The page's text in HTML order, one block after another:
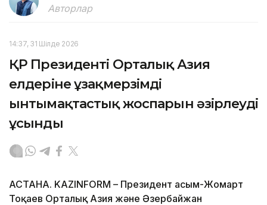
Авторлар
14:37, 31 Шілде 2026
ҚР Президенті Орталық Азия
елдеріне ұзақмерзімді
ынтымақтастық жоспарын әзірлеуді
ұсынды
АСТАНА. KAZINFORM – Президент Қасым-Жомарт
Тоқаев Орталық Азия және Әзербайжан